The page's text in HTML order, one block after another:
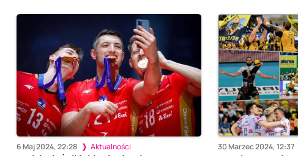
6 Maj 2024, 22:28 Aktualności 30 Marzec 2024, 12:37